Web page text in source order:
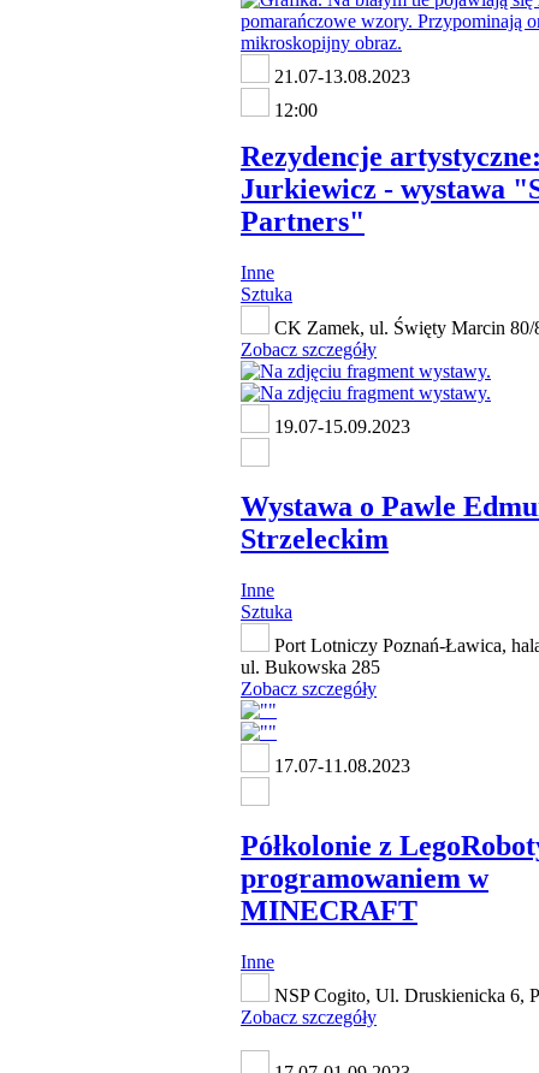
21.07-13.08.2023
12:00
Rezydencje
Jurkiewicz - wystawa
Partners"
Inne
Sztuka
CK Zamek, ul. Święty Marcin 80/
Zobacz szczegóły
19.07-15.09.2023
Wystawa o Pawle
Strzeleckim
Inne
Sztuka
Port Lotniczy Poznań-Ławica,
ul. Bukowska 285
Zobacz szczegóły
17.07-11.08.2023
Półkolonie z
programowaniem w
MINECRAFT
Inne
NSP Cogito, Ul. Druskienicka 6,
Zobacz szczegóły